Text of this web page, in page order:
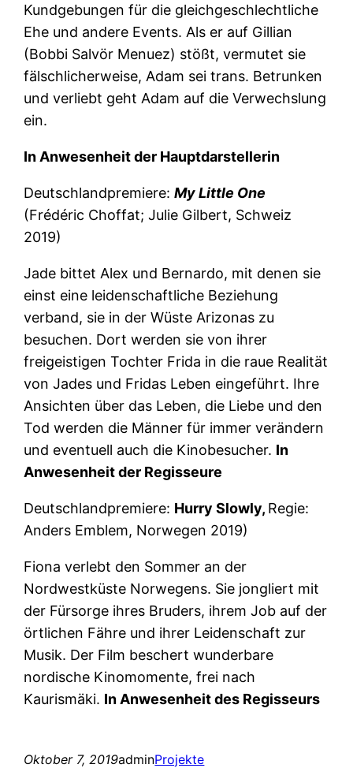
Kundgebungen für die gleichgeschlechtliche
Ehe und andere Events. Als er auf Gillian
(Bobbi Salvör Menuez) stößt, vermutet sie
fälschlicherweise, Adam sei trans. Betrunken
und verliebt geht Adam auf die Verwechslung
ein.
In Anwesenheit der Hauptdarstellerin
Deutschlandpremiere:My Little One
(Frédéric Choffat; Julie Gilbert, Schweiz
2019)
Jade bittet Alex und Bernardo, mit denen sie
einst eine leidenschaftliche Beziehung
verband, sie in der Wüste Arizonas zu
besuchen. Dort werden sie von ihrer
freigeistigen Tochter Frida in die raue Realität
von Jades und Fridas Leben eingeführt. Ihre
Ansichten über das Leben, die Liebe und den
Tod werden die Männer für immer verändern
und eventuell auch die Kinobesucher. In
Anwesenheit der Regisseure
Deutschlandpremiere: Hurry Slowly, Regie:
Anders Emblem, Norwegen 2019)
Fiona verlebt den Sommer an der
Nordwestküste Norwegens. Sie jongliert mit
der Fürsorge ihres Bruders, ihrem Job auf der
örtlichen Fähre und ihrer Leidenschaft zur
Musik. Der Film beschert wunderbare
nordische Kinomomente, frei nach
Kaurismäki. In Anwesenheit des Regisseurs
Oktober 7, 2019adminProjekte